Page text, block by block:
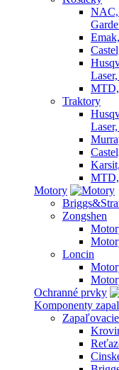
NAC,
MTD,
Traktory
MTD,
Motory
Zongshen
Loncin
Ochranné prvky
Komponenty